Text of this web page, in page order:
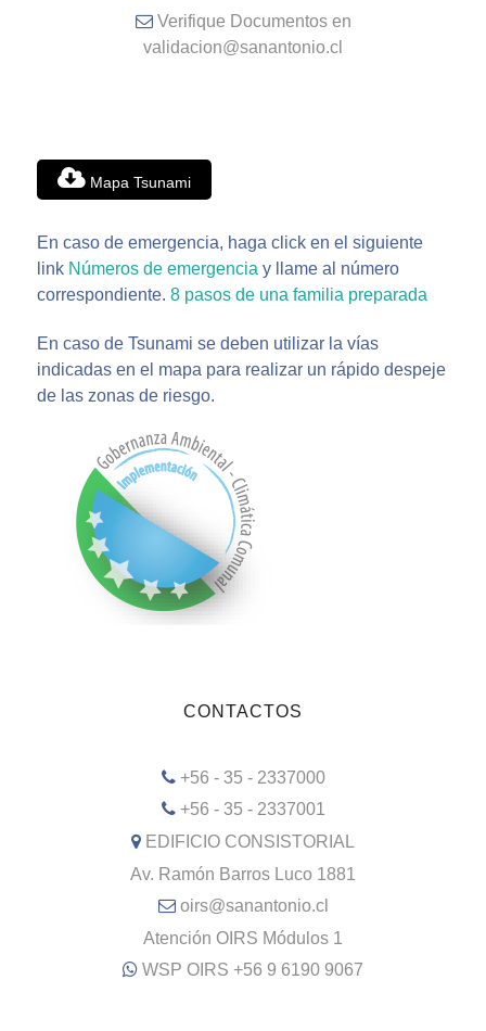
Verifique Documentos en
validacion@sanantonio.cl
Mapa Tsunami
En caso de emergencia, haga click en el siguiente
link Números de emergencia y llame al número
correspondiente. 8 pasos de una familia preparada
En caso de Tsunami se deben utilizar la vías
indicadas en el mapa para realizar un rápido despeje
de las zonas de riesgo.
CONTACTOS
+56 - 35 - 2337000
+56 - 35 - 2337001
EDIFICIO CONSISTORIAL
Av. Ramón Barros Luco 1881
oirs@sanantonio.cl
Atención OIRS Módulos 1
WSP OIRS +56 9 6190 9067